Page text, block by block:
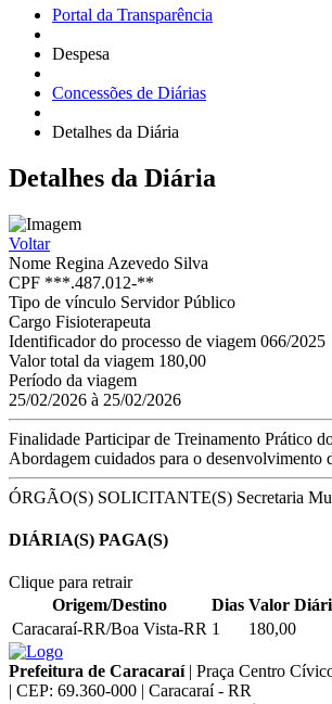
Portal da Transparência
Despesa
Concessões de Diárias
Detalhes da Diária
Detalhes da Diária
Voltar
Nome Regina Azevedo Silva
CPF ***.487.012-**
Tipo de vínculo Servidor Público
Cargo Fisioterapeuta
Identificador do processo de viagem 066/2025
Valor total da viagem 180,00
Período da viagem
25/02/2026 à 25/02/2026
Finalidade Participar de Treinamento Prático
Abordagem cuidados para o desenvolvimento
ÓRGÃO(S) SOLICITANTE(S) Secretaria
DIÁRIA(S) PAGA(S)
Clique para retrair
Origem/Destino
Dias Valor
Caracaraí-RR/Boa Vista-RR 1 180,00
Prefeitura de Caracaraí | Praça Centro
| CEP: 69.360-000 | Caracaraí - RR